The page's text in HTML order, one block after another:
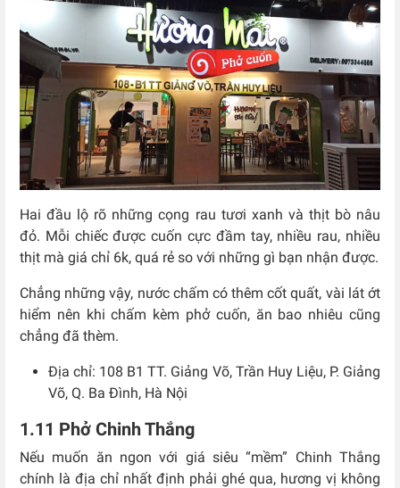
Hai đầu lộ rõ những cọng rau tươi xanh và thịt bò nâu
đỏ. Mỗi chiếc được cuốn cực đầm tay, nhiều rau, nhiều
thịt mà giá chỉ 6k, quá rẻ so với những gì bạn nhận được.
Chẳng những vậy, nước chấm có thêm cốt quất, vài lát ớt
hiểm nên khi chấm kèm phở cuốn, ăn bao nhiêu cũng
chẳng đã thèm.
Địa chỉ: 108 B1 TT. Giảng Võ, Trần Huy Liệu, P. Giảng
Võ, Q. Ba Đình, Hà Nội
1.11 Phở Chinh Thắng
Nếu muốn ăn ngon với giá siêu “mềm” Chinh Thắng
chính là địa chỉ nhất định phải ghé qua, hương vị không